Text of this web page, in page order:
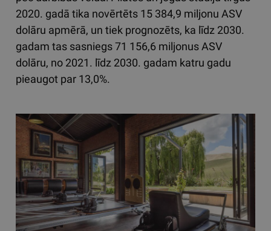
2020. gadā tika novērtēts 15 384,9 miljonu ASV
dolāru apmērā, un tiek prognozēts, ka līdz 2030.
gadam tas sasniegs 71 156,6 miljonus ASV
dolāru, no 2021. līdz 2030. gadam katru gadu
pieaugot par 13,0%.